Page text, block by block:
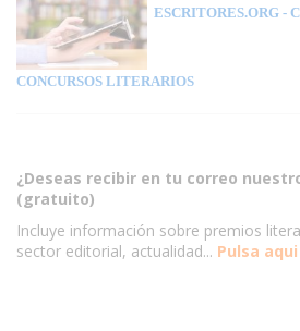
ESCRITORES.ORG -
CONCURSOS LITERARIOS
¿Deseas recibir en tu correo
(gratuito)
Incluye información sobre premios
sector editorial, actualidad... Pulsa aqui